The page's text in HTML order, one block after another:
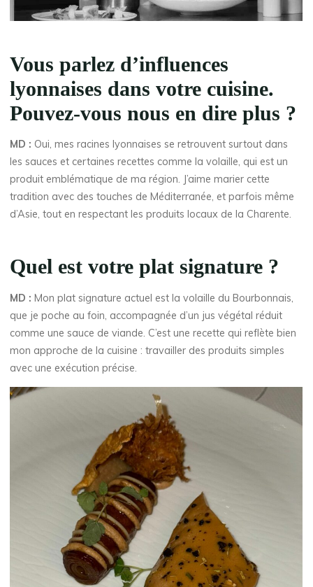
Vous parlez d’influences
lyonnaises dans votre cuisine.
Pouvez-vous nous en dire plus ?
MD : Oui, mes racines lyonnaises se retrouvent surtout dans
les sauces et certaines recettes comme la volaille, qui est un
produit emblématique de ma région. J’aime marier cette
tradition avec des touches de Méditerranée, et parfois même
d’Asie, tout en respectant les produits locaux de la Charente.
Quel est votre plat signature ?
MD : Mon plat signature actuel est la volaille du Bourbonnais,
que je poche au foin, accompagnée d’un jus végétal réduit
comme une sauce de viande. C’est une recette qui reflète bien
mon approche de la cuisine : travailler des produits simples
avec une exécution précise.